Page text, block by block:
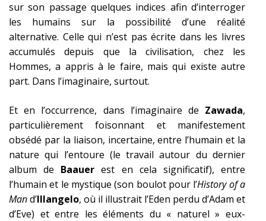
sur son passage quelques indices afin d’interroger
les humains sur la possibilité d’une réalité
alternative. Celle qui n’est pas écrite dans les livres
accumulés depuis que la civilisation, chez les
Hommes, a appris à le faire, mais qui existe autre
part. Dans l’imaginaire, surtout.
Et en l’occurrence, dans l’imaginaire de Zawada,
particulièrement foisonnant et manifestement
obsédé par la liaison, incertaine, entre l’humain et la
nature qui l’entoure (le travail autour du dernier
album de Baauer est en cela significatif), entre
l’humain et le mystique (son boulot pour l’History of a
Mand’Illangelo, où il illustrait l’Eden perdu d’Adam et
d’Eve) et entre les éléments du « naturel » eux-